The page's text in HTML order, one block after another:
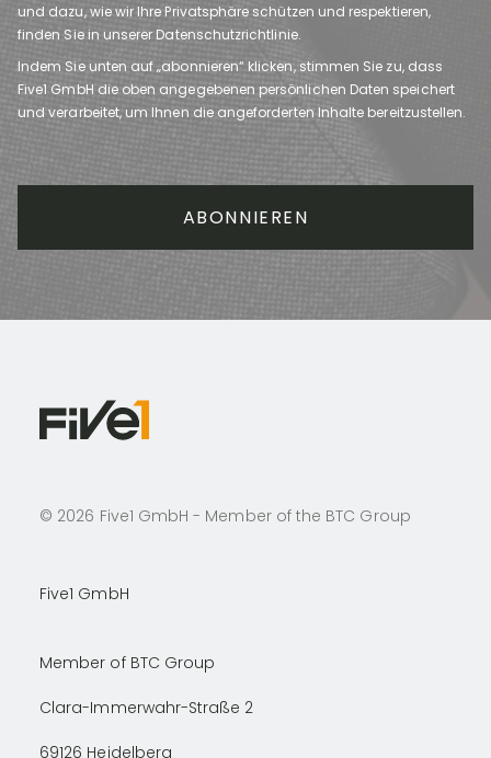
und dazu, wie wir Ihre Privatsphäre schützen und respektieren,
finden Sie in unserer Datenschutzrichtlinie.
Indem Sie unten auf „abonnieren“ klicken, stimmen Sie zu, dass
Five1 GmbH die oben angegebenen persönlichen Daten speichert
und verarbeitet, um Ihnen die angeforderten Inhalte bereitzustellen.
© 2026 Five1 GmbH - Member of the BTC Group
Five1 GmbH
Member of BTC Group
Clara-Immerwahr-Straße 2
69126 Heidelberg